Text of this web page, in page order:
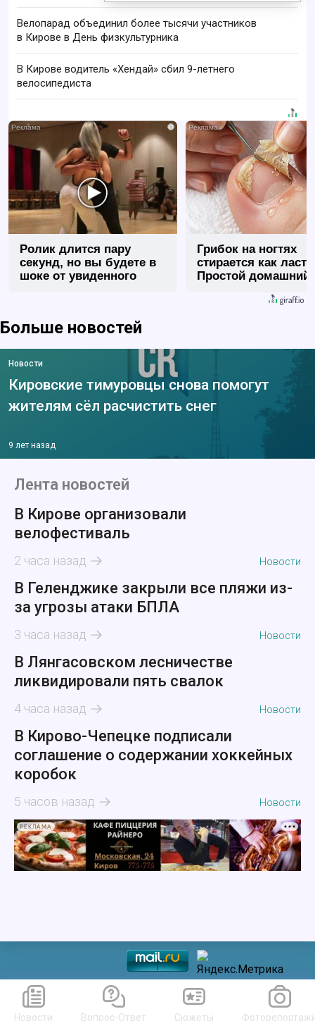
Велопарад объединил более тысячи участников
в Кирове в День физкультурника
В Кирове водитель «Хендай» сбил 9-летнего
велосипедиста
i
Ролик длится пару
секунд, но вы будете в
шоке от увиденного
Грибок на ногтях
стирается как
Простой домашний
Больше новостей
Новости
Кировские тимуровцы снова помогут
жителям сёл расчистить снег
9 лет назад
Лента новостей
В Кирове организовали
велофестиваль
2 часа назад Новости
В Геленджике закрыли все пляжи из-
за угрозы атаки БПЛА
3 часа назад Новости
В Лянгасовском лесничестве
ликвидировали пять свалок
4 часа назад Новости
В Кирово-Чепецке подписали
соглашение о содержании хоккейных
коробок
5 часов назад Новости
РЕКЛАМА
Новости Вопрос-Ответ Сюжеты